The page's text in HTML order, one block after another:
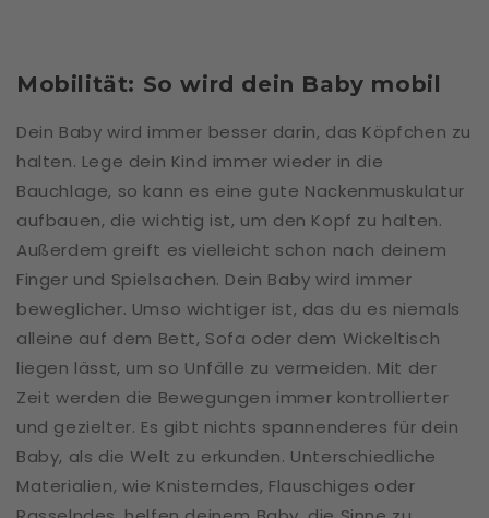
Mobilität: So wird dein Baby mobil
Dein Baby wird immer besser darin, das Köpfchen zu
halten. Lege dein Kind immer wieder in die
Bauchlage, so kann es eine gute Nackenmuskulatur
aufbauen, die wichtig ist, um den Kopf zu halten.
Außerdem greift es vielleicht schon nach deinem
Finger und Spielsachen. Dein Baby wird immer
beweglicher. Umso wichtiger ist, das du es niemals
alleine auf dem Bett, Sofa oder dem Wickeltisch
liegen lässt, um so Unfälle zu vermeiden. Mit der
Zeit werden die Bewegungen immer kontrollierter
und gezielter. Es gibt nichts spannenderes für dein
Baby, als die Welt zu erkunden. Unterschiedliche
Materialien, wie Knisterndes, Flauschiges oder